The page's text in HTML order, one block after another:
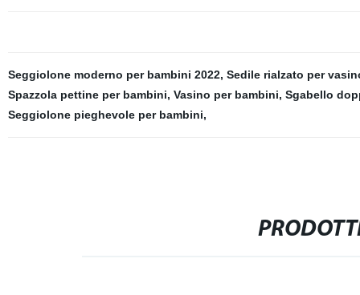
Seggiolone moderno per bambini 2022, Sedile rialzato per
Spazzola pettine per bambini, Vasino per bambini, Sgabello
Seggiolone pieghevole per bambini,